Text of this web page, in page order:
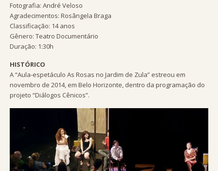
Fotografia: André Veloso
Agradecimentos: Rosângela Braga
Classificação: 14 anos
Gênero: Teatro Documentário
Duração: 1:30h
HISTÓRICO
A “Aula-espetáculo As Rosas no Jardim de Zula” estreou em
novembro de 2014, em Belo Horizonte, dentro da programação do
projeto “Diálogos Cênicos”.